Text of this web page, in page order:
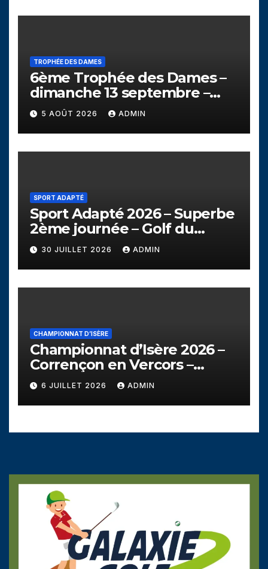
TROPHÉE DES DAMES
6ème Trophée des Dames –
dimanche 13 septembre –
Golf de Seyssins
5 AOÛT 2026 ADMIN
SPORT ADAPTÉ
Sport Adapté 2026 – Superbe
2ème journée – Golf du
Campanil
30 JUILLET 2026 ADMIN
CHAMPIONNAT D’ISÈRE
Championnat d’Isère 2026 –
Corrençon en Vercors –
Dimanche 5 juillet
6 JUILLET 2026 ADMIN